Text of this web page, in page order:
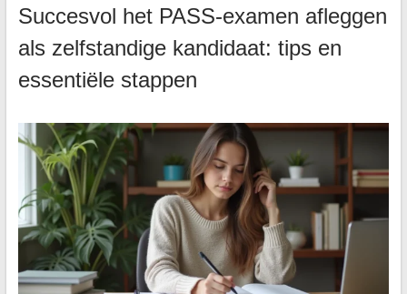
Succesvol het PASS-examen afleggen
als zelfstandige kandidaat: tips en
essentiële stappen